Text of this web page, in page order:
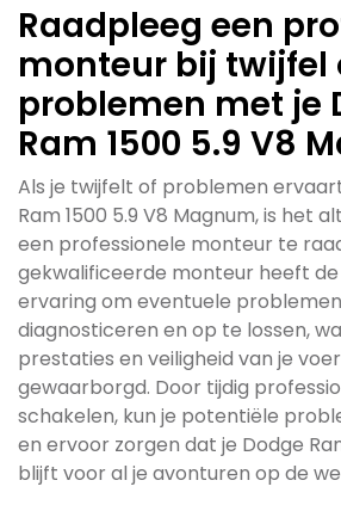
Raadpleeg een
monteur bij twijfel
problemen met je
Ram 1500 5.9 V8
Als je twijfelt of problemen
Ram 1500 5.9 V8 Magnum, is het
een professionele monteur te
gekwalificeerde monteur heeft
ervaring om eventuele
diagnosticeren en op te lossen,
prestaties en veiligheid van je
gewaarborgd. Door tijdig
schakelen, kun je potentiële
en ervoor zorgen dat je Dodge
blijft voor al je avonturen op de